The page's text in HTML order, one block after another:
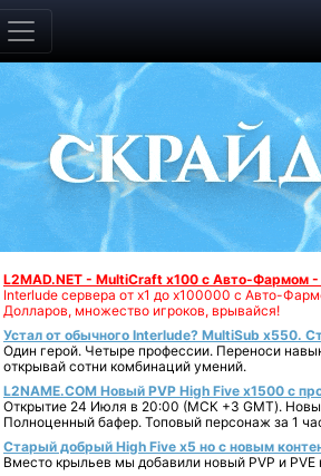
L2MAD.NET - MultiCraft x100 с Авто-Фармом
Interlude сервера от х1 до х100000 с Авто-
Долларов, множество игроков, врывайся!
Устал от обычного Interlude? MultiSub x550.
Один герой. Четыре профессии. Переноси
открывай сотни комбинаций умений.
L2NAME.COM Новый PVP High Five x1500 с
Открытие 24 Июля в 20:00 (МСК +3 GMT).
Полноценный бафер. Топовый персонаж за 1
Старый добрый High Five x5 но с новым
Вместо крыльев мы добавили новый PVP и PVE